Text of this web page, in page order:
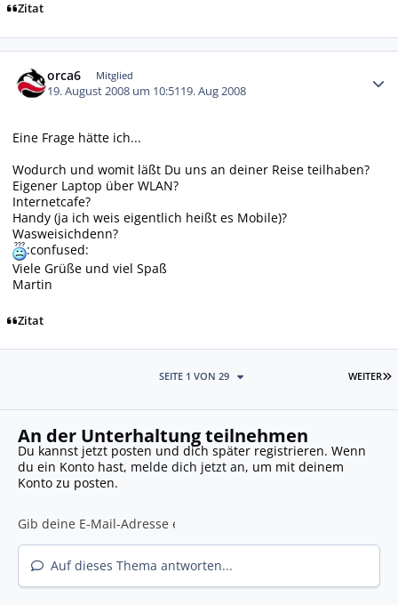
Zitat
orca6 Mitglied
19. August 2008 um 10:5119. Aug 2008
Eine Frage hätte ich...
Wodurch und womit läßt Du uns an deiner Reise teilhaben?
Eigener Laptop über WLAN?
Internetcafe?
Handy (ja ich weis eigentlich heißt es Mobile)?
Wasweisichdenn?
:confused:
Viele Grüße und viel Spaß
Martin
Zitat
WEITER
SEITE 1 VON 29
An der Unterhaltung teilnehmen
Du kannst jetzt posten und dich später registrieren. Wenn
du ein Konto hast, melde dich jetzt an, um mit deinem
Konto zu posten.
Auf dieses Thema antworten...